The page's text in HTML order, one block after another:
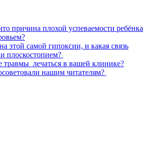
причина плохой успеваемости ребёнка
этой самой гипоксии, и какая связь
плоскостопием?
лечаться в вашей клинике?
нашим читателям?